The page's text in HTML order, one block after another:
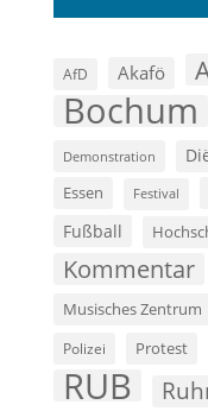
AfD Akafö
Bochum
Demonstration
Essen Festival
Fußball
Kommentar
Musisches Zentrum
Polizei Protest
RUB